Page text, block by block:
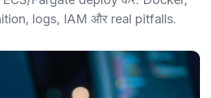
logs, IAM और real pitfalls.